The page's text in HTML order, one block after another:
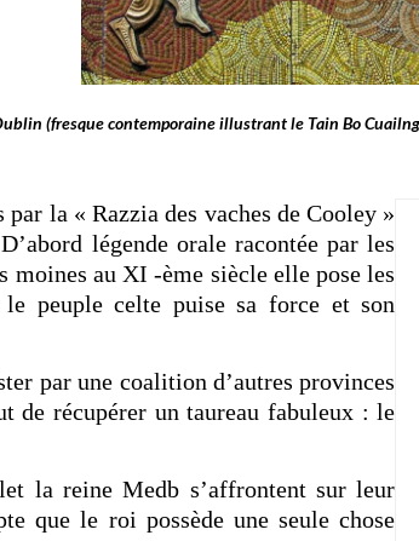
(fresque contemporaine illustrant le Tain Bo
la « Razzia des vaches de Cooley »
légende orale racontée par les
moines au XI -ème siècle elle pose les
peuple celte puise sa force et son
par une coalition d’autres provinces
de récupérer un taureau fabuleux : le
la reine Medb s’affrontent sur leur
que le roi possède une seule chose